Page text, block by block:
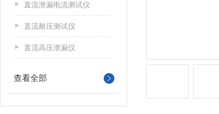
直流泄漏电流测试仪
直流耐压测试仪
直流高压泄漏仪
查看全部